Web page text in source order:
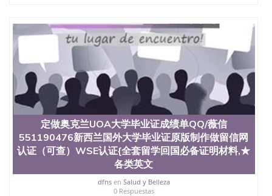
University）圣何塞州立大学毕业证（San Jose State
University）圣何塞州立大学毕业证（San Jose State
University）圣何塞州立大学成绩单（San Jose State
University）圣何塞州立大学成绩单（ San Jose State
University）圣何塞州立大学成绩单（San Jose State
University）成绩单圣何塞州立大学文凭（San Jose
State University）圣何塞州立大学（San Jose State
University）圣何塞州立大学（San Jose State
University）圣何塞州立大学（ San Jose State
University）圣何塞州立大学（San Jose State
University）圣何塞州立大学文凭（San Jose State
University）圣何塞州立大学文凭（San Jose State
University）文凭圣何塞州立大学文凭（San Jose
State University）圣何塞州立大学学历（ San Jose
State University）圣何塞州立大学学历（San Jose
定做奥克兰UOA大学毕业证成绩单QQ/薇信
551190476新西兰国外大学毕业证原版制作做留信网
认证（可查）WSE认证{全套留学回国必备证明材料,★
各类英文
dfnsen Salud y Belleza
0 Respuestas